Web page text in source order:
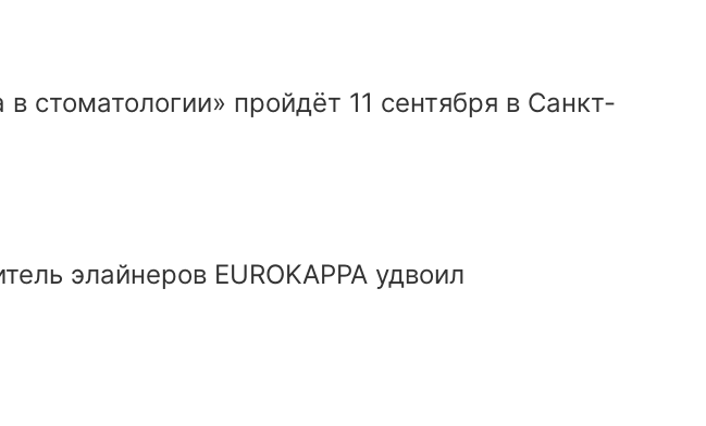
стоматологии» пройдёт 11 сентября в Санкт-
элайнеров EUROKAPPA удвоил